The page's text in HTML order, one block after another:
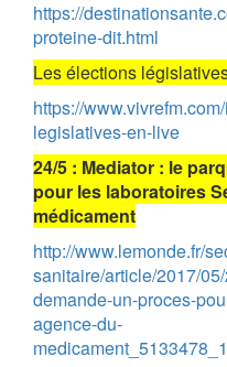
https://
proteine-dit.html
Les élections
https://
legislatives-en-live
24/5 : Mediator : le
pour les laboratoires
médicament
http://www.lemonde.fr/
sanitaire/article/2017/
demande-un-proces-
agence-du-